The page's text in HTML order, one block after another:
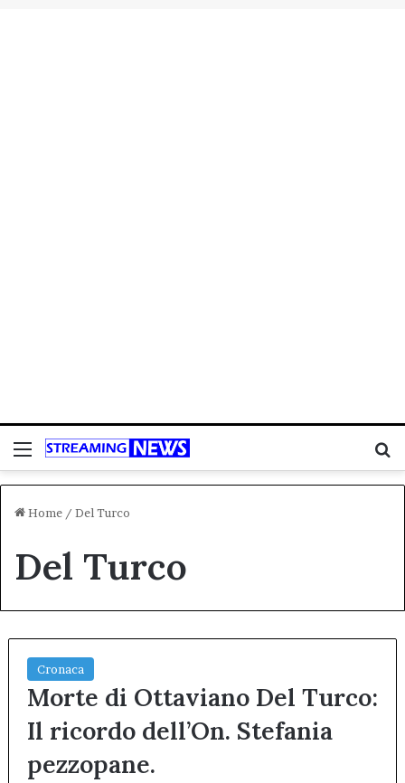
Menu
Home / Del Turco
Del Turco
Cronaca
Morte di Ottaviano Del Turco:
Il ricordo dell’On. Stefania
pezzopane.